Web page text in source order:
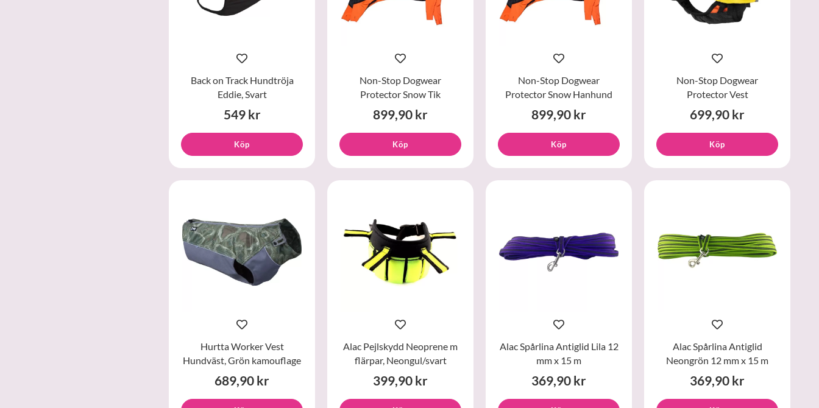
Back on Track Hundtröja
Eddie, Svart
549 kr
Köp
Non-Stop Dogwear
Protector Snow Tik
899,90 kr
Köp
Non-Stop Dogwear
Protector Snow Hanhund
899,90 kr
Köp
Non-Stop Dogwear
Protector Vest
699,90 kr
Köp
Hurtta Worker Vest
Hundväst, Grön kamouflage
689,90 kr
Alac Pejlskydd Neoprene m
flärpar, Neongul/svart
399,90 kr
Alac Spårlina Antiglid Lila 12
mm x 15 m
369,90 kr
Alac Spårlina Antiglid
Neongrön 12 mm x 15 m
369,90 kr